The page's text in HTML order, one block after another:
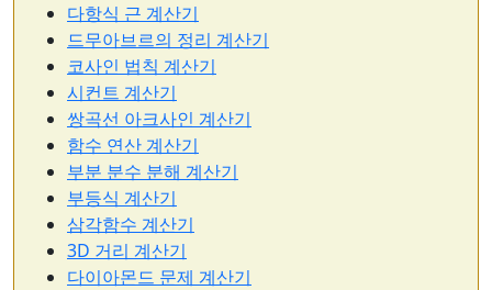
다항식 근 계산기
드무아브르의 정리 계산기
코사인 법칙 계산기
시컨트 계산기
쌍곡선 아크사인 계산기
함수 연산 계산기
부분 분수 분해 계산기
부등식 계산기
삼각함수 계산기
3D 거리 계산기
다이아몬드 문제 계산기